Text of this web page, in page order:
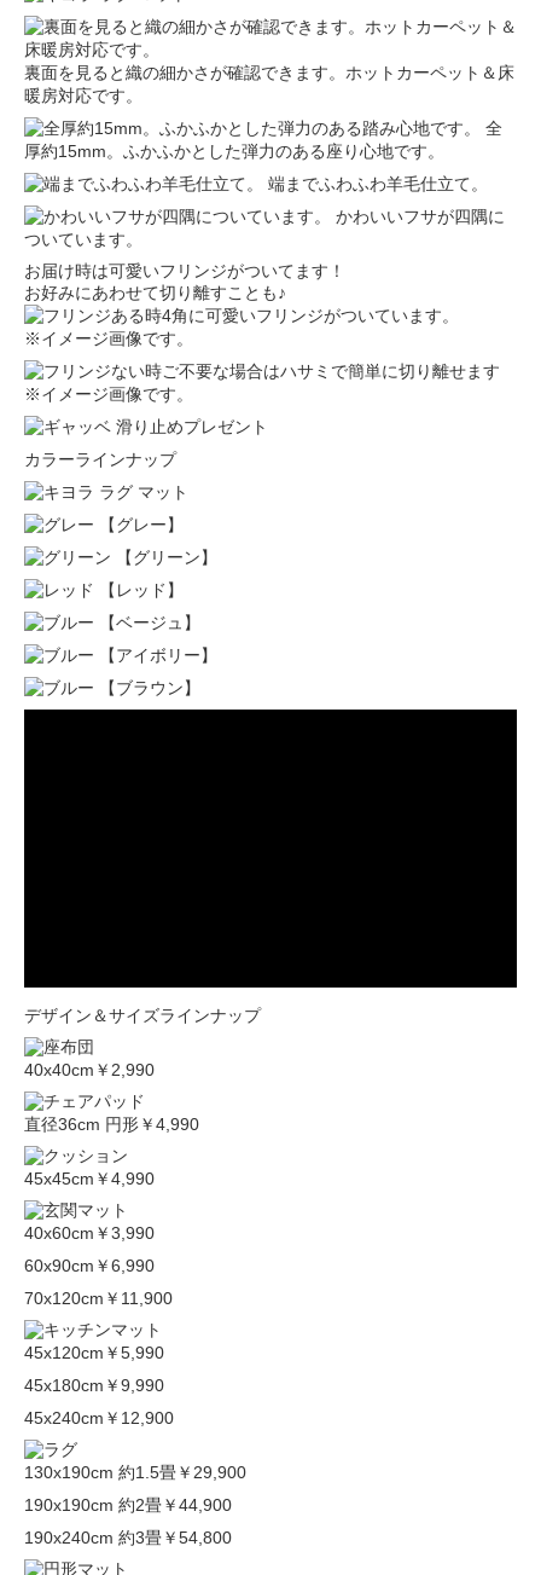
裏面を見ると織の細かさが確認できます。ホットカーペット＆床
暖房対応です。
全
厚約15mm。ふかふかとした弾力のある座り心地です。
端までふわふわ羊毛仕立て。
かわいいフサが四隅に
ついています。
お届け時は可愛いフリンジがついてます！
お好みにあわせて切り離すことも♪
4角に可愛いフリンジがついています。
※イメージ画像です。
ご不要な場合はハサミで簡単に切り離せます
※イメージ画像です。
カラーラインナップ
【グレー】
【グリーン】
【レッド】
【ベージュ】
【アイボリー】
【ブラウン】
デザイン＆サイズラインナップ
40x40cm ￥2,990
直径36cm 円形￥4,990
45x45cm ￥4,990
40x60cm ￥3,990
60x90cm ￥6,990
70x120cm ￥11,900
45x120cm ￥5,990
45x180cm ￥9,990
45x240cm ￥12,900
130x190cm 約1.5畳￥29,900
190x190cm 約2畳￥44,900
190x240cm 約3畳￥54,800